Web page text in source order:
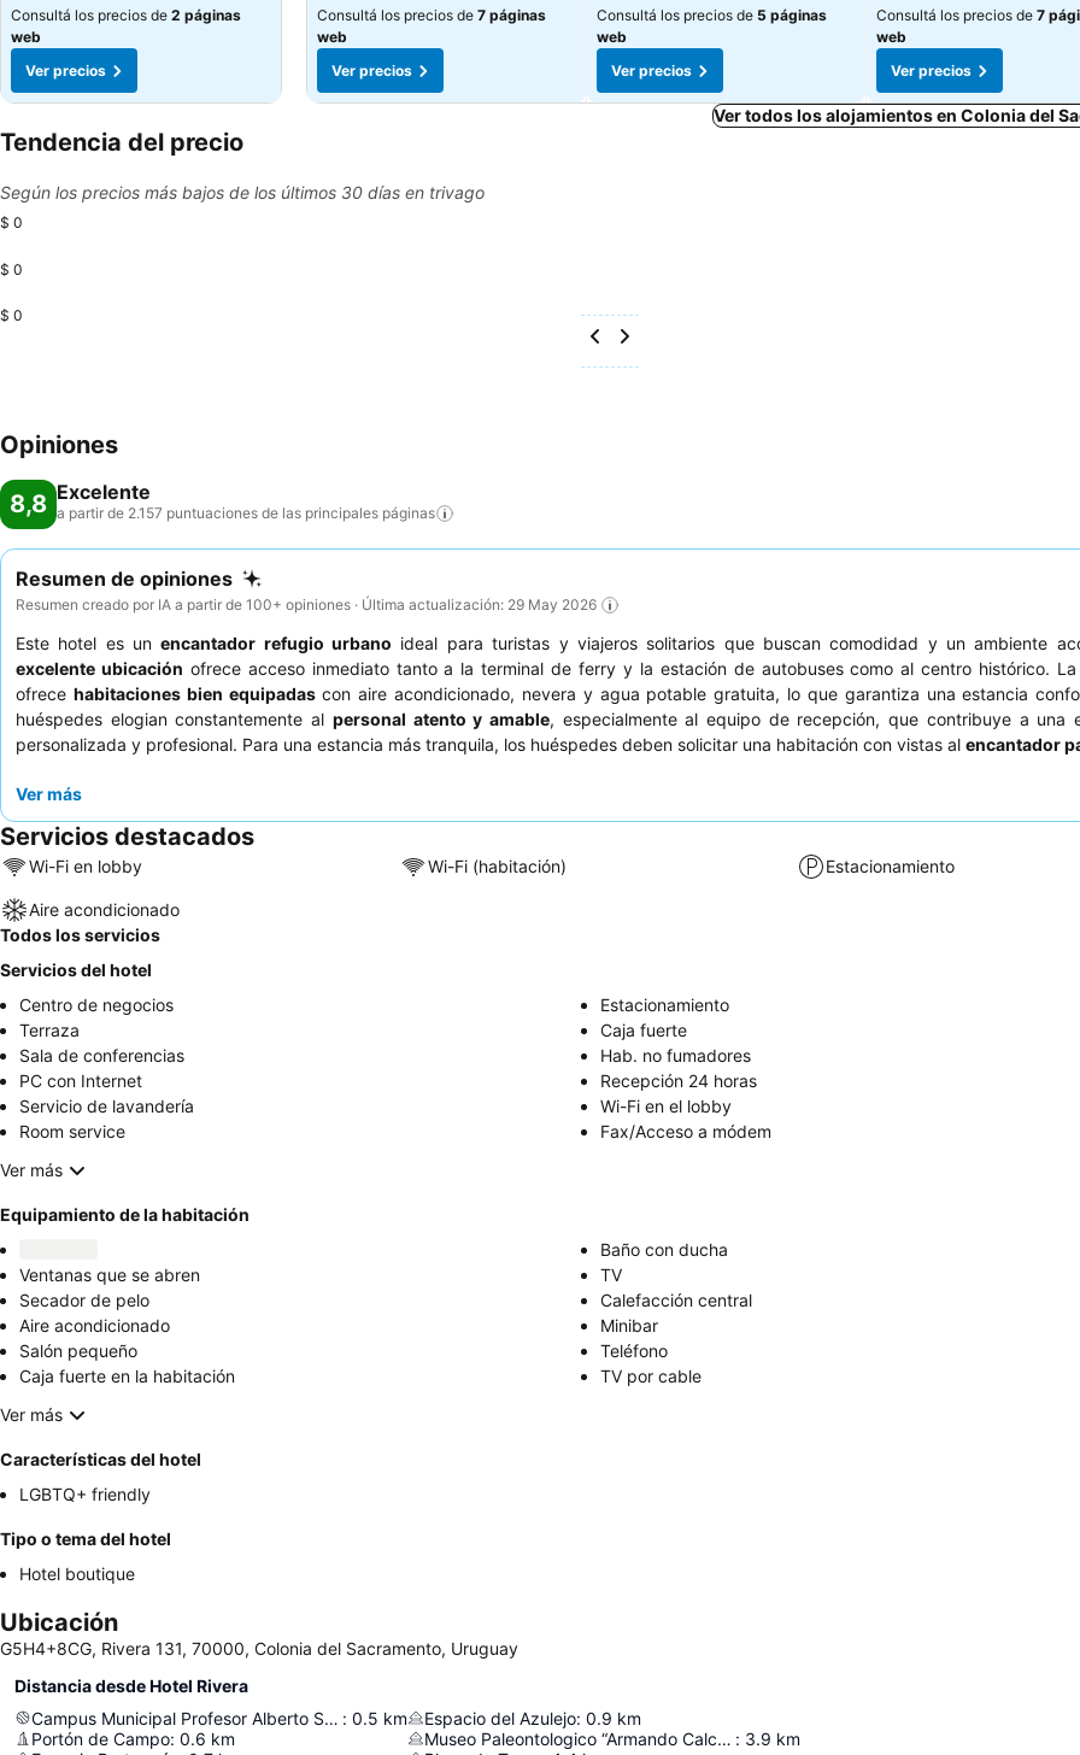
Consultá los precios de 2 páginas
web
Ver precios
Consultá los precios de 7 páginas
web
Ver precios
Consultá los precios de 5 páginas
web
Ver precios
Consultá los precios de 7
web
Ver precios
Ver todos los alojamientos en Colonia del
Tendencia del precio
Según los precios más bajos de los últimos 30 días en trivago
$ 0
$ 0
$ 0
Opiniones
8,8 Excelente
a partir de 2.157 puntuaciones de las principales páginas
Resumen de opiniones
Resumen creado por IA a partir de 100+ opiniones · Última actualización: 29 May 2026
Este hotel es unencantador refugio urbano ideal para turistas y viajeros solitarios que buscan comodidad y un ambiente
excelente ubicación ofrece acceso inmediato tanto a la terminal de ferry y la estación de autobuses como al centro histórico.
ofrece habitaciones bien equipadascon aire acondicionado, nevera y agua potable gratuita, lo que garantiza una estancia
huéspedes elogian constantemente al personal atento y amable, especialmente al equipo de recepción, que contribuye a una
personalizada y profesional. Para una estancia más tranquila, los huéspedes deben solicitar una habitación con vistas al encantador
Ver más
Servicios destacados
Wi-Fi en lobby Wi-Fi (habitación) Estacionamiento
Aire acondicionado
Todos los servicios
Servicios del hotel
Centro de negocios
Estacionamiento
Terraza
Caja fuerte
Sala de conferencias
Hab. no fumadores
PC con Internet
Recepción 24 horas
Servicio de lavandería
Wi-Fi en el lobby
Room service
Fax/Acceso a módem
Ver más
Equipamiento de la habitación
Baño con ducha
Ventanas que se abren
TV
Secador de pelo
Calefacción central
Aire acondicionado
Minibar
Salón pequeño
Teléfono
Caja fuerte en la habitación
TV por cable
Ver más
Características del hotel
LGBTQ+ friendly
Tipo o tema del hotel
Hotel boutique
Ubicación
G5H4+8CG, Rivera 131, 70000, Colonia del Sacramento, Uruguay
Distancia desde Hotel Rivera
Campus Municipal Profesor Alberto Supicci : 0.5 km
Portón de Campo: 0.6 km
Espacio del Azulejo: 0.9 km
Museo Paleontologico “Armando Calcaterra” : 3.9 km